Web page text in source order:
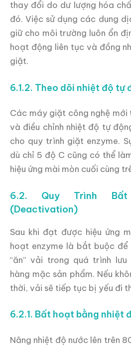
thay đổi do dư lượng hóa
đó. Việc sử dụng các dung
giữ cho môi trường luôn ổn
hoạt động liên tục và đồng
giặt.
6.1.2. Theo dõi nhiệt độ tự
Các máy giặt công nghệ mới
và điều chỉnh nhiệt độ tự
cho quy trình giặt enzyme.
dù chỉ 5 độ C cũng có thể
hiệu ứng mài mòn cuối cùng
6.2. Quy Trình Bất
(Deactivation)
Sau khi đạt được hiệu ứng
hoạt enzyme là bắt buộc để
“ăn” vải trong quá trình lưu
hàng mặc sản phẩm. Nếu
thời, vải sẽ tiếp tục bị yếu đi
6.2.1. Bất hoạt bằng nhiệt
Nâng nhiệt độ nước lên trên